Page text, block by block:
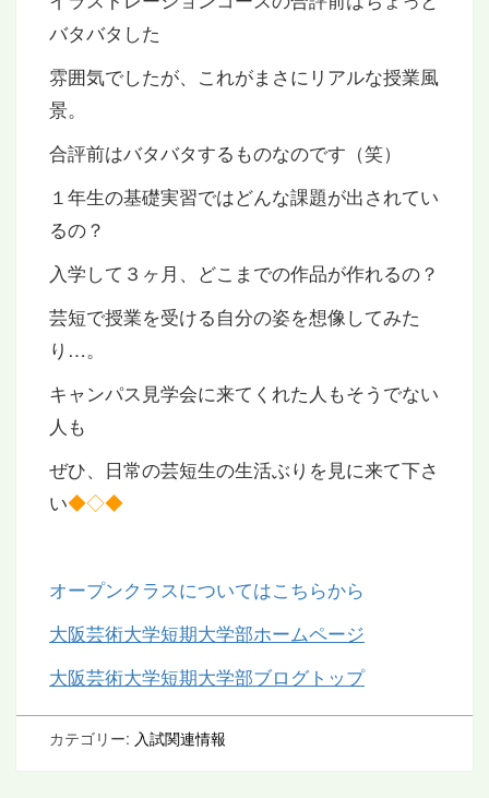
バタバタした
雰囲気でしたが、これがまさにリアルな授業風
景。
合評前はバタバタするものなのです（笑）
１年生の基礎実習ではどんな課題が出されてい
るの？
入学して３ヶ月、どこまでの作品が作れるの？
芸短で授業を受ける自分の姿を想像してみた
り…。
キャンパス見学会に来てくれた人もそうでない
人も
ぜひ、日常の芸短生の生活ぶりを見に来て下さ
い◆◇◆
オープンクラスについてはこちらから
大阪芸術大学短期大学部ホームページ
大阪芸術大学短期大学部ブログトップ
カテゴリー: 入試関連情報